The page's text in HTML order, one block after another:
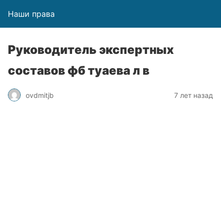
Наши права
Руководитель экспертных
составов фб туаева л в
ovdmitjb 7 лет назад